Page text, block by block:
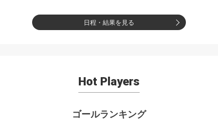
日程・結果を見る
Hot Players
ゴールランキング